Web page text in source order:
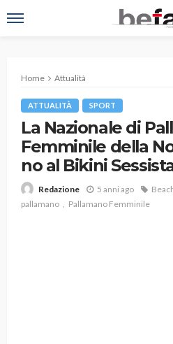
Home Attualità
ATTUALITÀ SPORT
La Nazionale di
Femminile della
no al Bikini
Redazione 5 anni ago
pallamano
Pallamano Femminile